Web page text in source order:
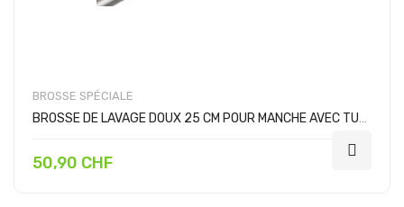
BROSSE SPÉCIALE
BROSSE DE LAVAGE DOUX 25 CM POUR MANCHE AVEC TUYAU
50,90 CHF